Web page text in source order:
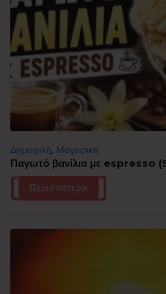
Δημοφιλή, Μαγειρική
Παγωτό βανίλια με espresso
Περισσότερα